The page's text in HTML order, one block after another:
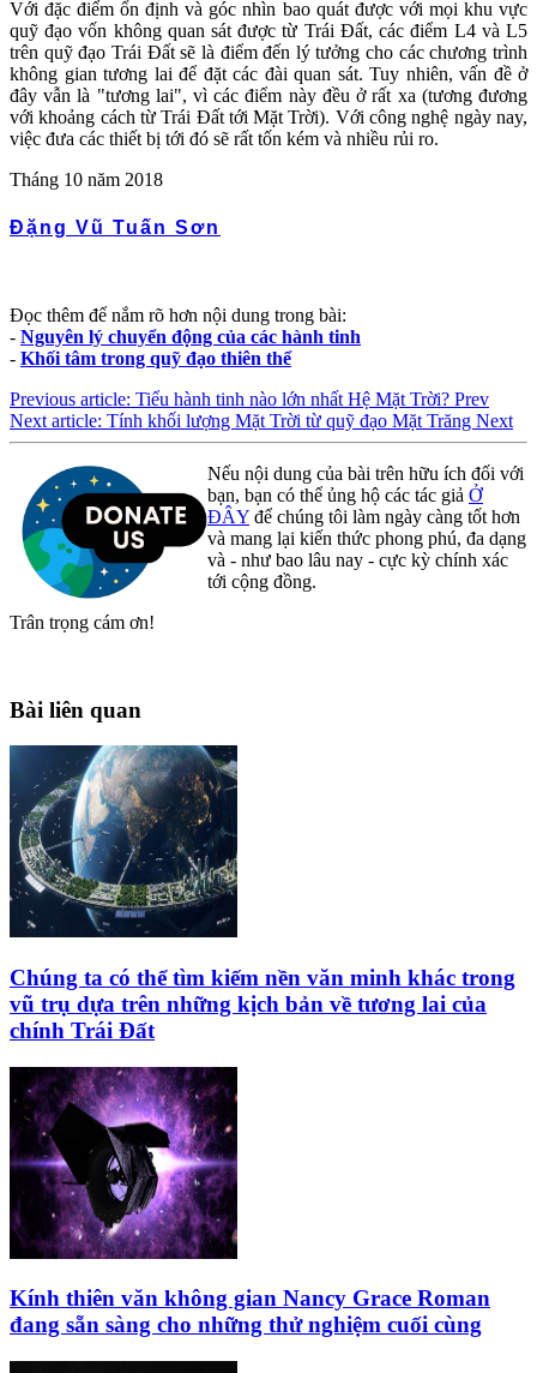
Với đặc điểm ổn định và góc nhìn bao quát được với mọi khu vực
quỹ đạo vốn không quan sát được từ Trái Đất, các điểm L4 và L5
trên quỹ đạo Trái Đất sẽ là điểm đến lý tưởng cho các chương trình
không gian tương lai để đặt các đài quan sát. Tuy nhiên, vấn đề ở
đây vẫn là "tương lai", vì các điểm này đều ở rất xa (tương đương
với khoảng cách từ Trái Đất tới Mặt Trời). Với công nghệ ngày nay,
việc đưa các thiết bị tới đó sẽ rất tốn kém và nhiều rủi ro.
Tháng 10 năm 2018
Đặng Vũ Tuấn Sơn
Đọc thêm để nắm rõ hơn nội dung trong bài:
- Nguyên lý chuyển động của các hành tinh
- Khối tâm trong quỹ đạo thiên thể
Previous article: Tiểu hành tinh nào lớn nhất Hệ Mặt Trời? Prev
Next article: Tính khối lượng Mặt Trời từ quỹ đạo Mặt Trăng Next
Nếu nội dung của bài trên hữu ích đối với
bạn, bạn có thể ủng hộ các tác giả Ở
ĐÂY để chúng tôi làm ngày càng tốt hơn
và mang lại kiến thức phong phú, đa dạng
và - như bao lâu nay - cực kỳ chính xác
tới cộng đồng.
Trân trọng cám ơn!
Bài liên quan
Chúng ta có thể tìm kiếm nền văn minh khác trong
vũ trụ dựa trên những kịch bản về tương lai của
chính Trái Đất
Kính thiên văn không gian Nancy Grace Roman
đang sẵn sàng cho những thử nghiệm cuối cùng